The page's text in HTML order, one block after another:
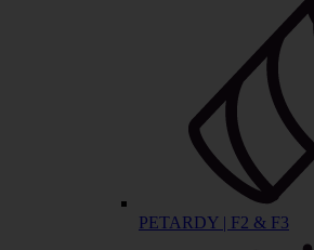
PETARDY | F2 & F3